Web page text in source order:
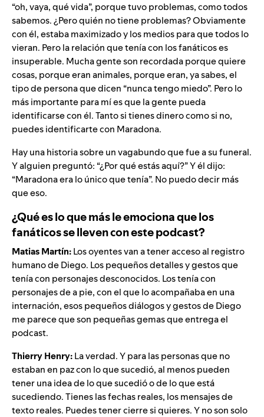
“oh, vaya, qué vida”, porque tuvo problemas, como todos
sabemos. ¿Pero quién no tiene problemas? Obviamente
con él, estaba maximizado y los medios para que todos lo
vieran. Pero la relación que tenía con los fanáticos es
insuperable. Mucha gente son recordada porque quiere
cosas, porque eran animales, porque eran, ya sabes, el
tipo de persona que dicen “nunca tengo miedo”. Pero lo
más importante para mí es que la gente pueda
identificarse con él. Tanto si tienes dinero como si no,
puedes identificarte con Maradona.
Hay una historia sobre un vagabundo que fue a su funeral.
Y alguien preguntó: “¿Por qué estás aquí?” Y él dijo:
“Maradona era lo único que tenía”. No puedo decir más
que eso.
¿Qué es lo que más le emociona que los
fanáticos se lleven con este podcast?
Matias Martín:Los oyentes van a tener acceso al registro
humano de Diego. Los pequeños detalles y gestos que
tenía con personajes desconocidos. Los tenía con
personajes de a pie, con el que lo acompañaba en una
internación, esos pequeños diálogos y gestos de Diego
me parece que son pequeñas gemas que entrega el
podcast.
Thierry Henry:La verdad. Y para las personas que no
estaban en paz con lo que sucedió, al menos pueden
tener una idea de lo que sucedió o de lo que está
sucediendo. Tienes las fechas reales, los mensajes de
texto reales. Puedes tener cierre si quieres. Y no son solo